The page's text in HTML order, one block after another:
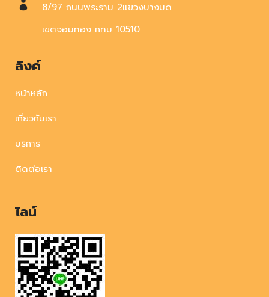
8/97 ถนนพระราม 2แขวงบางมด
เขตจอมทอง กทม 10510
ลิงค์
หน้าหลัก
เกี่ยวกับเรา
บริการ
ติดต่อเรา
ไลน์